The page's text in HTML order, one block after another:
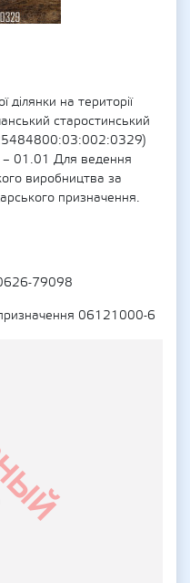
на території
старостинський
01.01 Для ведення
виробництва за
призначення.
79098
призначення 06121000-6